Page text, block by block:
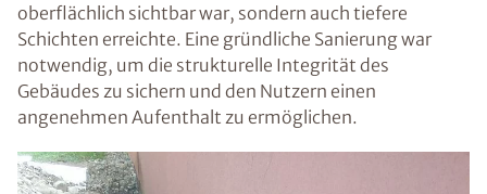
oberflächlich sichtbar war, sondern auch tiefere
Schichten erreichte. Eine gründliche Sanierung war
notwendig, um die strukturelle Integrität des
Gebäudes zu sichern und den Nutzern einen
angenehmen Aufenthalt zu ermöglichen.